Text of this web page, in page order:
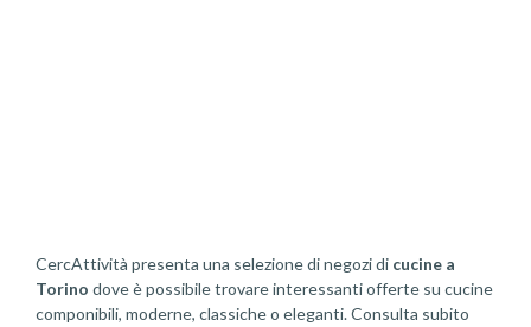
CercAttività presenta una selezione di negozi di cucine a
Torino dove è possibile trovare interessanti offerte su cucine
componibili, moderne, classiche o eleganti. Consulta subito